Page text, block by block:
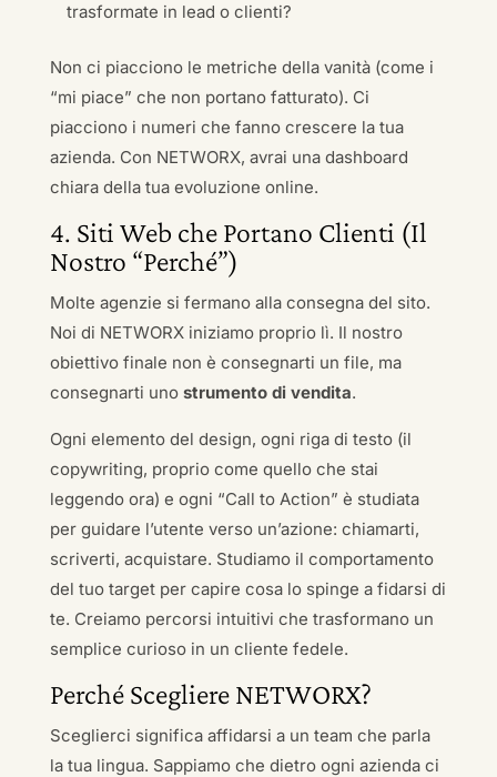
trasformate in lead o clienti?
Non ci piacciono le metriche della vanità (come i
“mi piace” che non portano fatturato). Ci
piacciono i numeri che fanno crescere la tua
azienda. Con NETWORX, avrai una dashboard
chiara della tua evoluzione online.
4. Siti Web che Portano Clienti (Il
Nostro “Perché”)
Molte agenzie si fermano alla consegna del sito.
Noi di NETWORX iniziamo proprio lì. Il nostro
obiettivo finale non è consegnarti un file, ma
consegnarti uno strumento di vendita.
Ogni elemento del design, ogni riga di testo (il
copywriting, proprio come quello che stai
leggendo ora) e ogni “Call to Action” è studiata
per guidare l’utente verso un’azione: chiamarti,
scriverti, acquistare. Studiamo il comportamento
del tuo target per capire cosa lo spinge a fidarsi di
te. Creiamo percorsi intuitivi che trasformano un
semplice curioso in un cliente fedele.
Perché Scegliere NETWORX?
Sceglierci significa affidarsi a un team che parla
la tua lingua. Sappiamo che dietro ogni azienda ci